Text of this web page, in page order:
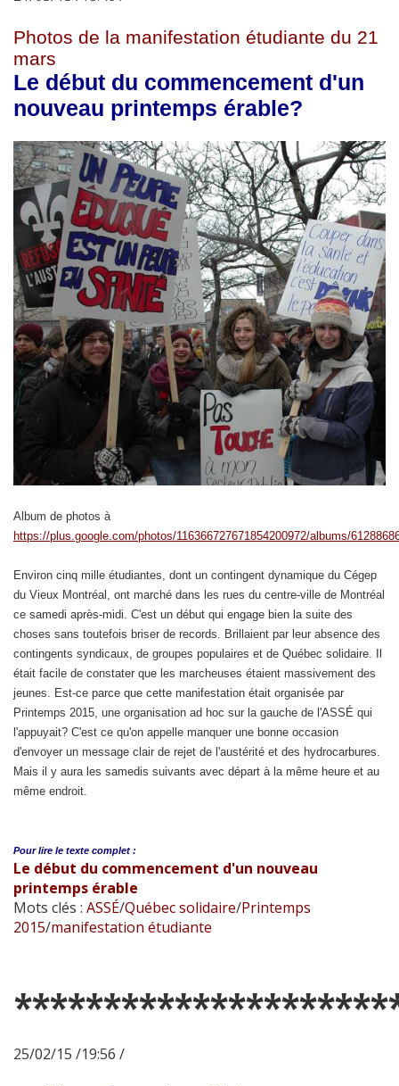
Photos de la manifestation étudiante du 21
mars
Le début du commencement d'un
nouveau printemps érable?
Album de photos à
https://plus.google.com/photos/116366727671854200972/albums/
Environ cinq mille étudiantes, dont un contingent dynamique du Cégep
du Vieux Montréal, ont marché dans les rues du centre-ville de Montréal
ce samedi après-midi. C'est un début qui engage bien la suite des
choses sans toutefois briser de records. Brillaient par leur absence des
contingents syndicaux, de groupes populaires et de Québec solidaire. Il
était facile de constater que les marcheuses étaient massivement des
jeunes. Est-ce parce que cette manifestation était organisée par
Printemps 2015, une organisation ad hoc sur la gauche de l'ASSÉ qui
l'appuyait? C'est ce qu'on appelle manquer une bonne occasion
d'envoyer un message clair de rejet de l'austérité et des hydrocarbures.
Mais il y aura les samedis suivants avec départ à la même heure et au
même endroit.
Pour lire le texte complet :
Le début du commencement d'un nouveau
printemps érable
Mots clés : ASSÉ/Québec solidaire/Printemps
2015/manifestation étudiante
25/02/15 /19:56 /